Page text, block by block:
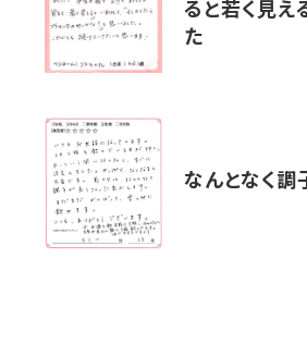
ると若く見え
た
なんとなく調